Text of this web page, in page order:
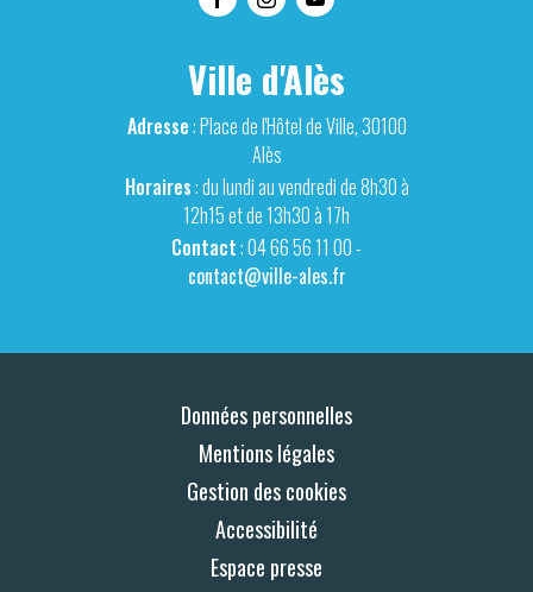
Ville d'Alès
Adresse: Place de l'Hôtel de Ville, 30100
Alès
Horaires: du lundi au vendredi de 8h30 à
12h15 et de 13h30 à 17h
Contact: 04 66 56 11 00 -
contact@ville-ales.fr
Données personnelles
Mentions légales
Gestion des cookies
Accessibilité
Espace presse